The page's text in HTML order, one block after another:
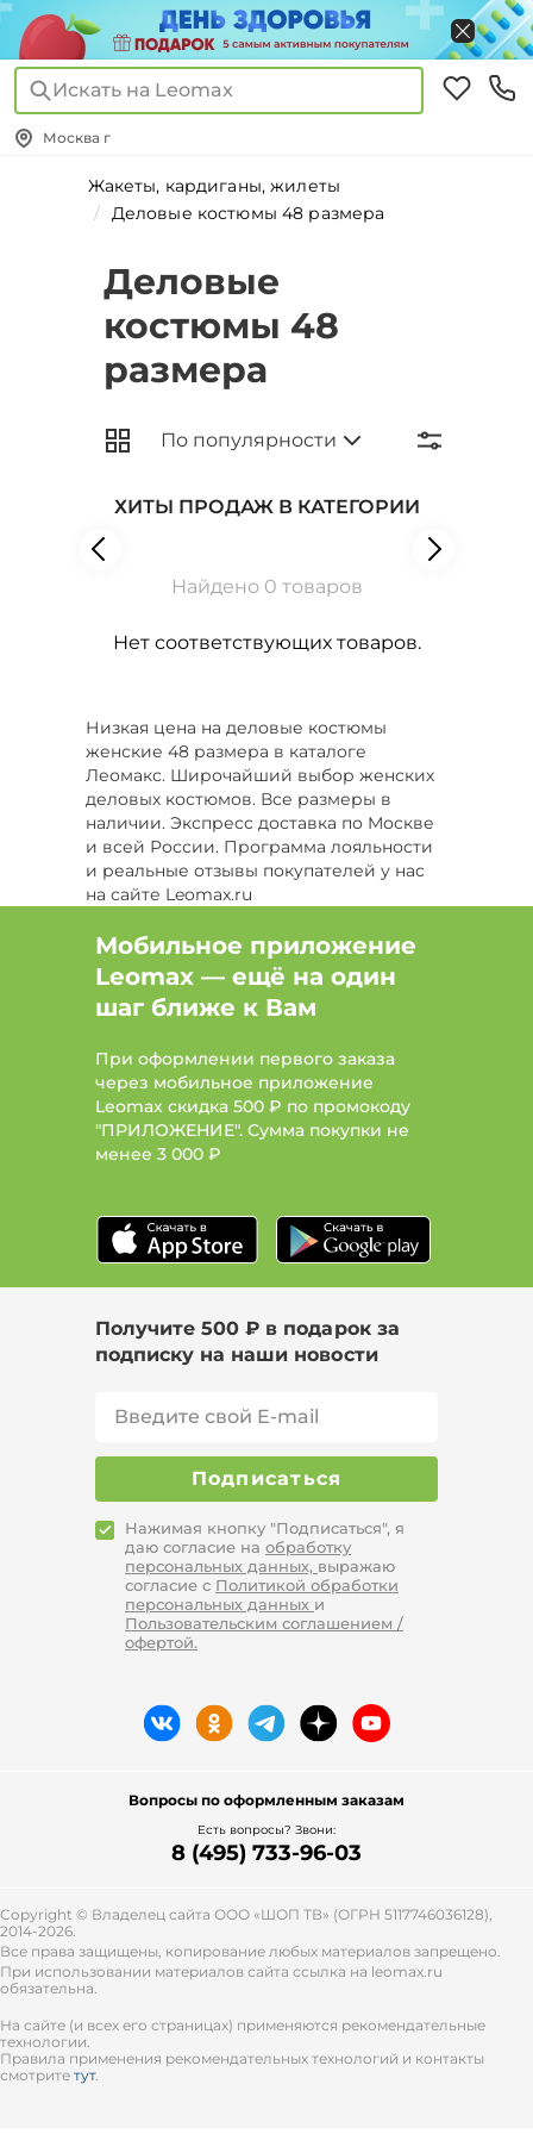
Искать на Leomax
Москва г
Жакеты, кардиганы, жилеты
Деловые костюмы 48 размера
Деловые
костюмы 48
размера
ХИТЫ ПРОДАЖ В КАТЕГОРИИ
Найдено 0 товаров
Нет соответствующих товаров.
Низкая цена на деловые костюмы
женские 48 размера в каталоге
Леомакс. Широчайший выбор женских
деловых костюмов. Все размеры в
наличии. Экспресс доставка по Москве
и всей России. Программа лояльности
и реальные отзывы покупателей у нас
на сайте Leomax.ru
Мобильное приложение
Leomax — ещё на один
шаг ближе к Вам
При оформлении первого заказа
через мобильное приложение
Leomax скидка 500 ₽ по промокоду
"ПРИЛОЖЕНИЕ". Сумма покупки не
менее 3 000 ₽
Получите 500 ₽ в подарок за
подписку на наши новости
Подписаться
Нажимая кнопку "Подписаться", я
даю согласие на обработку
персональных данных, выражаю
согласие с Политикой обработки
персональных данных и
Пользовательским соглашением /
офертой.
Вопросы по оформленным заказам
Есть вопросы? Звони:
8 (495) 733-96-03
Copyright © Владелец сайта ООО «ШОП ТВ» (ОГРН 5117746036128),
2014-2026.
Все права защищены, копирование любых материалов запрещено.
При использовании материалов сайта ссылка на leomax.ru
обязательна.
На сайте (и всех его страницах) применяются рекомендательные
технологии.
Правила применения рекомендательных технологий и контакты
смотрите тут.